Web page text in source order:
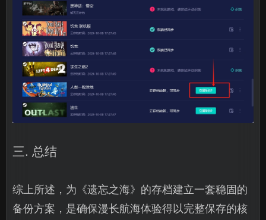
三. 总结
综上所述，为《遗忘之海》的存档建立一套稳固的
备份方案，是确保漫长航海体验得以完整保存的核